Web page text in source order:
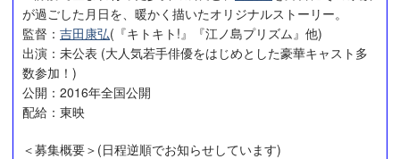
が過ごした月日を、暖かく描いたオリジナルストーリー。
監督： 吉田康弘(『キトキト!』『江ノ島プリズム』他)
出演：未公表 (大人気若手俳優をはじめとした豪華キャスト多
数参加！)
公開：2016年全国公開
配給：東映
＜募集概要＞(日程逆順でお知らせしています)